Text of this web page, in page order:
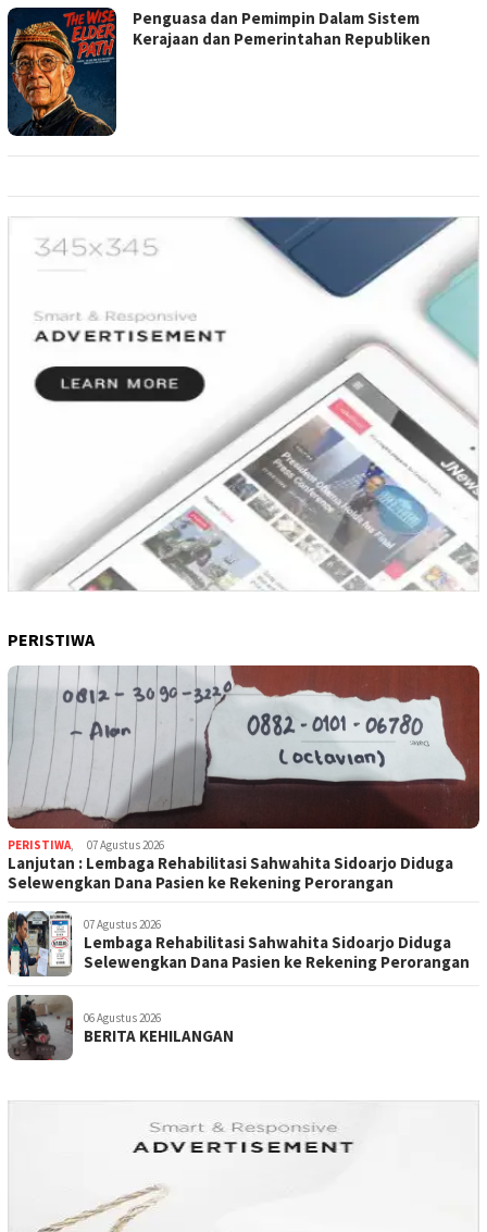
Penguasa dan Pemimpin Dalam Sistem
Kerajaan dan Pemerintahan Republiken
PERISTIWA
PERISTIWA 07 Agustus 2026
Lanjutan : Lembaga Rehabilitasi Sahwahita Sidoarjo Diduga
Selewengkan Dana Pasien ke Rekening Perorangan
07 Agustus 2026
Lembaga Rehabilitasi Sahwahita Sidoarjo Diduga
Selewengkan Dana Pasien ke Rekening Perorangan
06 Agustus 2026
BERITA KEHILANGAN